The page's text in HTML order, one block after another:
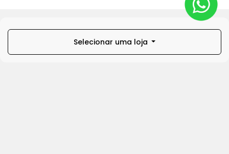
Selecionar uma loja